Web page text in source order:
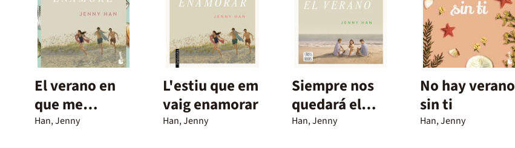
El verano en
que me
enamoré
Han, Jenny
L'estiu que em
vaig enamorar
Han, Jenny
Siempre nos
quedará el
verano
Han, Jenny
No hay verano
sin ti
Han, Jenny